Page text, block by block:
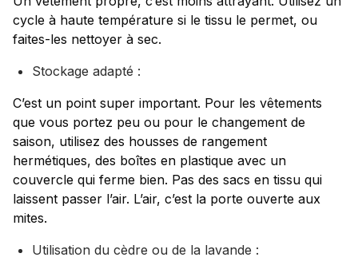
cycle à haute température si le tissu le permet, ou
faites-les nettoyer à sec.
Stockage adapté :
C’est un point super important. Pour les vêtements
que vous portez peu ou pour le changement de
saison, utilisez des housses de rangement
hermétiques, des boîtes en plastique avec un
couvercle qui ferme bien. Pas des sacs en tissu qui
laissent passer l’air. L’air, c’est la porte ouverte aux
mites.
Utilisation du cèdre ou de la lavande :